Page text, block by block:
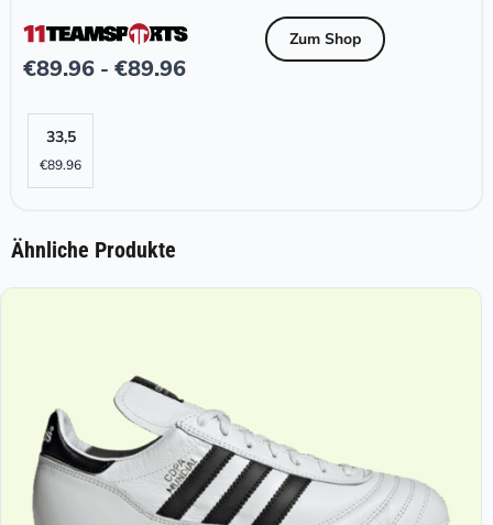
€89.96 - €89.96
Zum Shop
33,5
€89.96
Ähnliche Produkte